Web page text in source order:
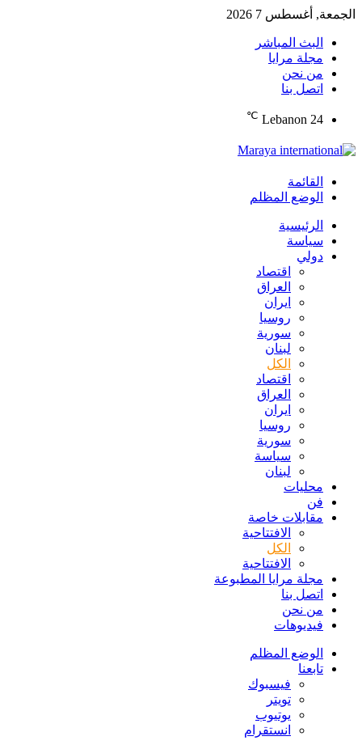
الجمعة, أغسطس 7 2026
البث المباشر
مجلة مرايا
من نحن
اتصل بنا
Lebanon 24
℃
القائمة
الوضع المظلم
الرئيسية
سياسة
دولي
اقتصاد
العراق
ايران
روسيا
سورية
لبنان
الكل
اقتصاد
العراق
ايران
روسيا
سورية
سياسة
لبنان
محليات
فن
مقابلات خاصة
الافتتاحیة
الكل
الافتتاحیة
مجلة مرايا المطبوعة
اتصل بنا
من نحن
فيديوهات
الوضع المظلم
تابعنا
فيسبوك
تويتر
يوتيوب
انستقرام